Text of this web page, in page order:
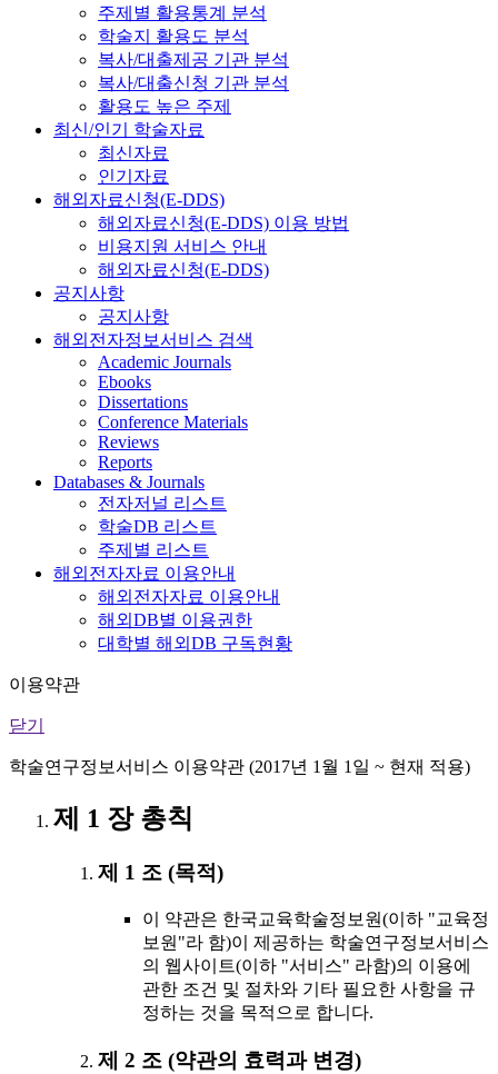
주제별 활용통계 분석
학술지 활용도 분석
복사/대출제공 기관 분석
복사/대출신청 기관 분석
활용도 높은 주제
최신/인기 학술자료
최신자료
인기자료
해외자료신청(E-DDS)
해외자료신청(E-DDS) 이용 방법
비용지원 서비스 안내
해외자료신청(E-DDS)
공지사항
공지사항
해외전자정보서비스 검색
Academic Journals
Ebooks
Dissertations
Conference Materials
Reviews
Reports
Databases & Journals
전자저널 리스트
학술DB 리스트
주제별 리스트
해외전자자료 이용안내
해외전자자료 이용안내
해외DB별 이용권한
대학별 해외DB 구독현황
이용약관
닫기
학술연구정보서비스 이용약관 (2017년 1월 1일 ~ 현재 적용)
제 1 장 총칙
제 1 조 (목적)
이 약관은 한국교육학술정보원(이하 "교육정
보원"라 함)이 제공하는 학술연구정보서비스
의 웹사이트(이하 "서비스" 라함)의 이용에
관한 조건 및 절차와 기타 필요한 사항을 규
정하는 것을 목적으로 합니다.
제 2 조 (약관의 효력과 변경)